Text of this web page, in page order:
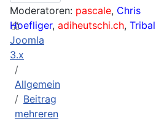
Moderatoren: pascale, Chris
Hoefliger, adiheutschi.ch,
Joomla
3.x
Allgemein
Beitrag
mehreren